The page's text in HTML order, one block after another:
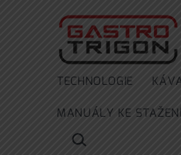
TECHNOLOGIE
MANUÁLY KE STAŽENÍ
HLEDAT